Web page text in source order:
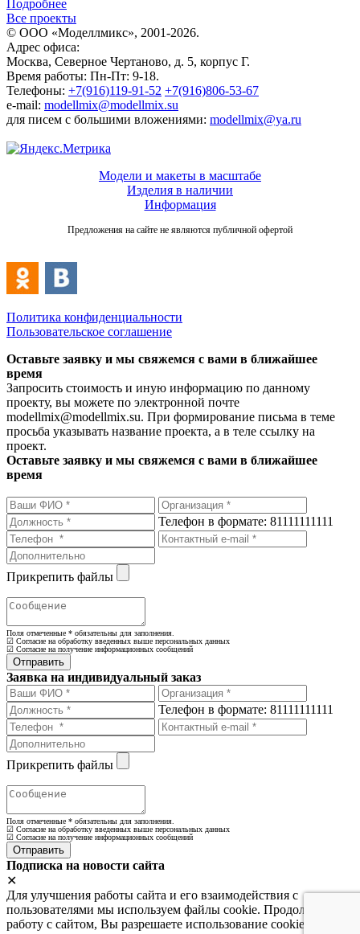
Подробнее
Все проекты
© ООО «Моделлмикс», 2001-2026.
Адрес офиса:
Москва, Северное Чертаново, д. 5, корпус Г.
Время работы: Пн-Пт: 9-18.
Телефоны: +7(916)119-91-52 +7(916)806-53-67
e-mail: modellmix@modellmix.su
для писем с большими вложениями: modellmix@ya.ru
Модели и макеты в масштабе
Изделия в наличии
Информация
Предложения на сайте не являются публичной офертой
Политика конфиденциальности
Пользовательское соглашение
Оставьте заявку и мы свяжемся с вами в ближайшее
время
Запросить стоимость и иную информацию по данному
проекту, вы можете по электронной почте
modellmix@modellmix.su. При формирование письма в теме
просьба указывать название проекта, а в теле ссылку на
проект.
Оставьте заявку и мы свяжемся с вами в ближайшее
время
Телефон в формате: 81111111111
Прикрепить файлы
Поля отмеченные * обязательны для заполнения.
☑ Согласие на обработку введенных выше персональных данных
☑ Согласие на получение информационных сообщений
Заявка на индивидуальный заказ
Телефон в формате: 81111111111
Прикрепить файлы
Поля отмеченные * обязательны для заполнения.
☑ Согласие на обработку введенных выше персональных данных
☑ Согласие на получение информационных сообщений
Подписка на новости сайта
✕
Для улучшения работы сайта и его взаимодействия с
пользователями мы используем файлы cookie. Продолжая
работу с сайтом, Вы разрешаете использование cookie-файлов.